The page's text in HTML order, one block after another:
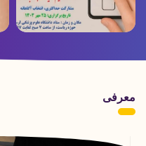
انتخابات
معرفی